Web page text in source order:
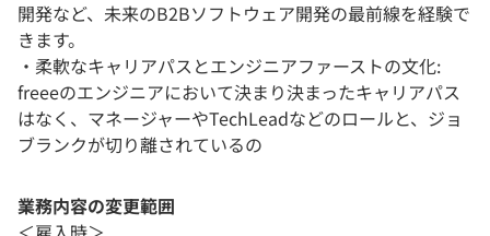
開発など、未来のB2Bソフトウェア開発の最前線を経験で
きます。
・柔軟なキャリアパスとエンジニアファーストの文化:
freeeのエンジニアにおいて決まり決まったキャリアパス
はなく、マネージャーやTechLeadなどのロールと、ジョ
ブランクが切り離されているの
業務内容の変更範囲